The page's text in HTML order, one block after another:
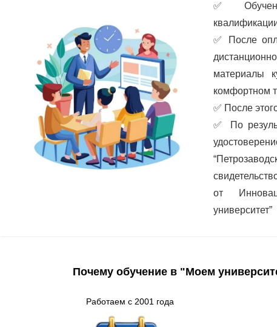
✅
✅ После
материалы
комфортном
✅ После
✅
По
от
университет”
Почему обучение в "Моем
Работаем с 2001 года